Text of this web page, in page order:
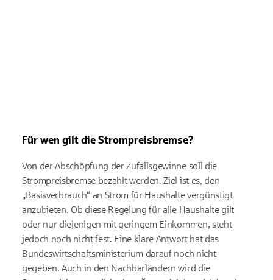
Für wen gilt die Strompreisbremse?
Von der Abschöpfung der Zufallsgewinne soll die
Strompreisbremse bezahlt werden. Ziel ist es, den
„Basisverbrauch“ an Strom für Haushalte vergünstigt
anzubieten. Ob diese Regelung für alle Haushalte gilt
oder nur diejenigen mit geringem Einkommen, steht
jedoch noch nicht fest. Eine klare Antwort hat das
Bundeswirtschaftsministerium darauf noch nicht
gegeben. Auch in den Nachbarländern wird die